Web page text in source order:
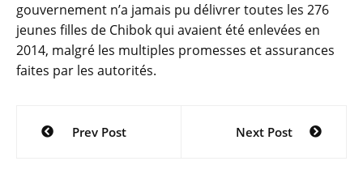
gouvernement n’a jamais pu délivrer toutes les 276
jeunes filles de Chibok qui avaient été enlevées en
2014, malgré les multiples promesses et assurances
faites par les autorités.
Navigation
Prev Post Next Post